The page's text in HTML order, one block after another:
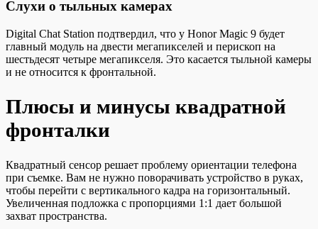
Слухи о тыльных камерах
Digital Chat Station подтвердил, что у Honor Magic 9 будет
главный модуль на двести мегапикселей и перископ на
шестьдесят четыре мегапикселя. Это касается тыльной камеры
и не относится к фронтальной.
Плюсы и минусы квадратной
фронталки
Квадратный сенсор решает проблему ориентации телефона
при съемке. Вам не нужно поворачивать устройство в руках,
чтобы перейти с вертикального кадра на горизонтальный.
Увеличенная подложка с пропорциями 1:1 дает большой
захват пространства.